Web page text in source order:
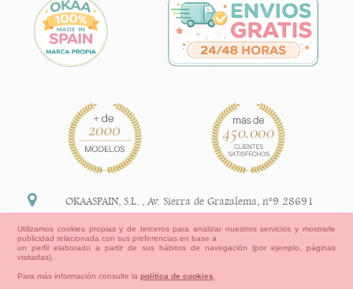
OKAASPAIN, S.L. ,Av. Sierra de Grazalema, nº9 28691
+34 91 113 89 09
Utilizamos cookies propias y de terceros para analizar nuestros servicios y mostrarle
publicidad relacionada con sus preferencias en base a
un perfil elaborado a partir de sus hábitos de navegación (por ejemplo, páginas
visitadas).
Para más información consulte lapolítica de cookies